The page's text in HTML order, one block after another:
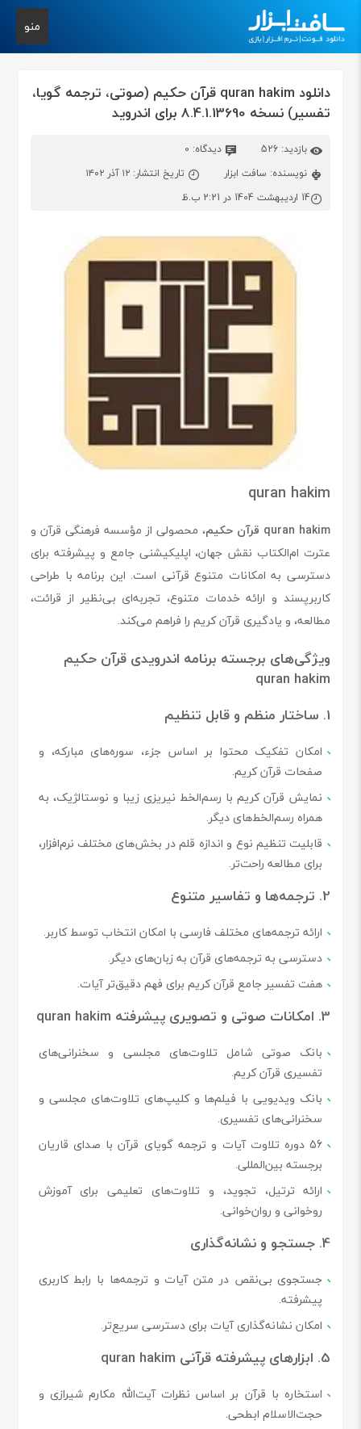
منو
دانلود quran hakim قرآن حکیم (صوتی، ترجمه گویا،
تفسیر) نسخه 8.4.1.13690 برای اندروید
بازدید: 526
دیدگاه: 0
نویسنده: سافت ابزار
تاریخ انتشار: ۱۲ آذر ۱۴۰۲
14 اردیبهشت 1404 در 2:21 ب.ظ
quran hakim
quran hakim قرآن حکیم
، محصولی از مؤسسه فرهنگی قرآن و
عترت ام‌الکتاب نقش جهان، اپلیکیشنی جامع و پیشرفته برای
دسترسی به امکانات متنوع قرآنی است. این برنامه با طراحی
کاربرپسند و ارائه خدمات متنوع، تجربه‌ای بی‌نظیر از قرائت،
مطالعه، و یادگیری قرآن کریم را فراهم می‌کند.
ویژگی‌های برجسته برنامه اندرویدی قرآن حکیم
quran hakim
1. ساختار منظم و قابل تنظیم
امکان تفکیک محتوا بر اساس جزء، سوره‌های مبارکه، و
صفحات قرآن کریم.
نمایش قرآن کریم با رسم‌الخط نیریزی زیبا و نوستالژیک، به
همراه رسم‌الخط‌های دیگر.
قابلیت تنظیم نوع و اندازه قلم در بخش‌های مختلف نرم‌افزار،
برای مطالعه راحت‌تر.
2. ترجمه‌ها و تفاسیر متنوع
ارائه ترجمه‌های مختلف فارسی با امکان انتخاب توسط کاربر.
دسترسی به ترجمه‌های قرآن به زبان‌های دیگر.
هفت تفسیر جامع قرآن کریم برای فهم دقیق‌تر آیات.
3. امکانات صوتی و تصویری پیشرفته quran hakim
بانک صوتی شامل تلاوت‌های مجلسی و سخنرانی‌های
تفسیری قرآن کریم.
بانک ویدیویی با فیلم‌ها و کلیپ‌های تلاوت‌های مجلسی و
سخنرانی‌های تفسیری.
56 دوره تلاوت آیات و ترجمه گویای قرآن با صدای قاریان
برجسته بین‌المللی.
ارائه ترتیل، تجوید، و تلاوت‌های تعلیمی برای آموزش
روخوانی و روان‌خوانی.
4. جستجو و نشانه‌گذاری
جستجوی بی‌نقص در متن آیات و ترجمه‌ها با رابط کاربری
پیشرفته.
امکان نشانه‌گذاری آیات برای دسترسی سریع‌تر.
5. ابزارهای پیشرفته قرآنی quran hakim
استخاره با قرآن بر اساس نظرات آیت‌الله مکارم شیرازی و
حجت‌الاسلام ابطحی.